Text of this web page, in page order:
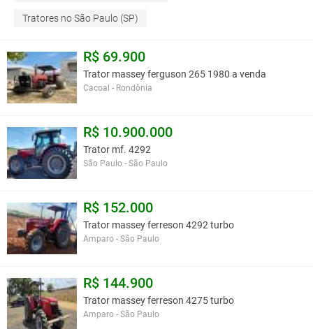
Tratores no São Paulo (SP)
R$ 69.900
Trator massey ferguson 265 1980 a venda
Cacoal - Rondônia
R$ 10.900.000
Trator mf. 4292
São Paulo - São Paulo
R$ 152.000
Trator massey ferreson 4292 turbo
Amparo - São Paulo
R$ 144.900
Trator massey ferreson 4275 turbo
Amparo - São Paulo